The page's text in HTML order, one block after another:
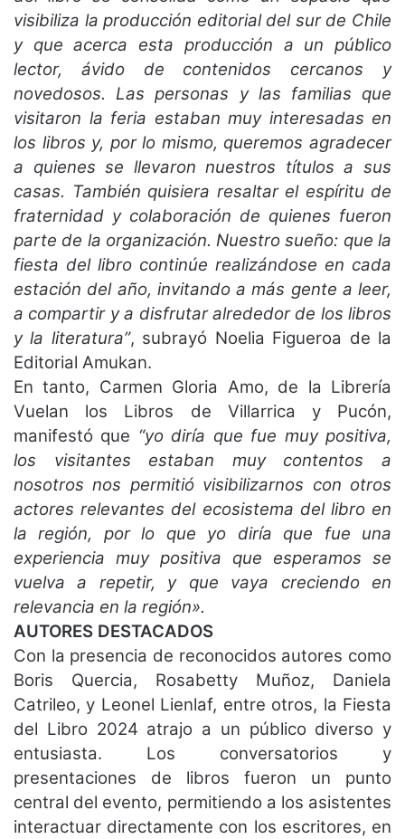
visibiliza la producción editorial del sur de Chile
y que acerca esta producción a un público
lector, ávido de contenidos cercanos y
novedosos. Las personas y las familias que
visitaron la feria estaban muy interesadas en
los libros y, por lo mismo, queremos agradecer
a quienes se llevaron nuestros títulos a sus
casas. También quisiera resaltar el espíritu de
fraternidad y colaboración de quienes fueron
parte de la organización. Nuestro sueño: que la
fiesta del libro continúe realizándose en cada
estación del año, invitando a más gente a leer,
a compartir y a disfrutar alrededor de los libros
y la literatura”, subrayó Noelia Figueroa de la
Editorial Amukan.
En tanto, Carmen Gloria Amo, de la Librería
Vuelan los Libros de Villarrica y Pucón,
manifestó que “yo diría que fue muy positiva,
los visitantes estaban muy contentos a
nosotros nos permitió visibilizarnos con otros
actores relevantes del ecosistema del libro en
la región, por lo que yo diría que fue una
experiencia muy positiva que esperamos se
vuelva a repetir, y que vaya creciendo en
relevancia en la región».
AUTORES DESTACADOS
Con la presencia de reconocidos autores como
Boris Quercia, Rosabetty Muñoz, Daniela
Catrileo, y Leonel Lienlaf, entre otros, la Fiesta
del Libro 2024 atrajo a un público diverso y
entusiasta. Los conversatorios y
presentaciones de libros fueron un punto
central del evento, permitiendo a los asistentes
interactuar directamente con los escritores, en